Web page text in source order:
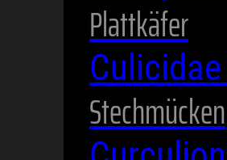
Plattkäfer
Stechmücken